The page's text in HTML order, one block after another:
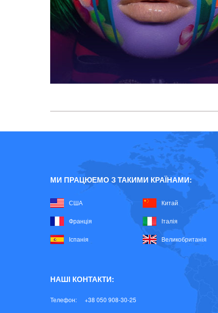
МИ ПРАЦЮЕМО З ТАКИМИ КРАЇНАМИ:
США Китай
Франція Італія
Іспанія Великобританія
НАШІ КОНТАКТИ:
Телефон: +38 050 908-30-25